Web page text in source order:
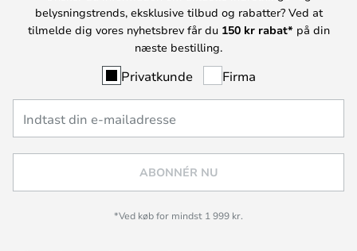
belysningstrends, eksklusive tilbud og rabatter? Ved at
tilmelde dig vores nyhetsbrev får du 150 kr rabat* på din
næste bestilling.
Privatkunde Firma
ABONNÉR NU
*Ved køb for mindst 1 999 kr.